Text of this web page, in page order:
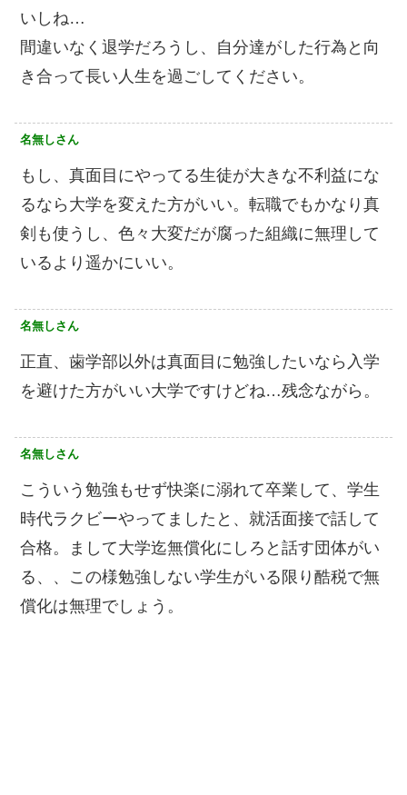
いしね…
間違いなく退学だろうし、自分達がした行為と向
き合って長い人生を過ごしてください。
名無しさん
もし、真面目にやってる生徒が大きな不利益にな
るなら大学を変えた方がいい。転職でもかなり真
剣も使うし、色々大変だが腐った組織に無理して
いるより遥かにいい。
名無しさん
正直、歯学部以外は真面目に勉強したいなら入学
を避けた方がいい大学ですけどね…残念ながら。
名無しさん
こういう勉強もせず快楽に溺れて卒業して、学生
時代ラクビーやってましたと、就活面接で話して
合格。まして大学迄無償化にしろと話す団体がい
る、、この様勉強しない学生がいる限り酷税で無
償化は無理でしょう。